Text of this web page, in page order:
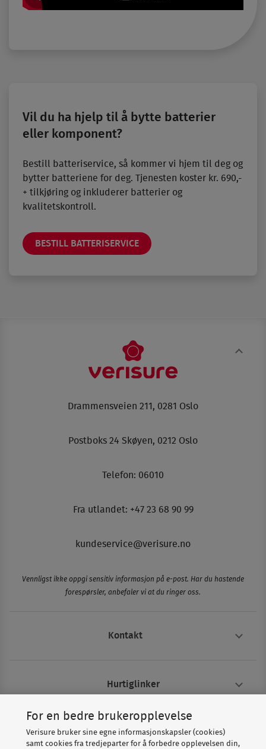
Vil du ha hjelp til å bytte batterier
eller komponent?
Bestill batteriservice, så kommer vi hjem til deg og
bytter batteriene for deg. Tjenesten koster kr. 690,-
+ tilkjøring og inkluderer batterier og
kvalitetskontroll.
BESTILL BATTERISERVICE
Drammensveien 211, 0281 Oslo
Postboks 24 Skøyen, 0212 Oslo
Telefon: 06010
Fra utlandet: +47 23 68 90 99
kundeservice@verisure.no
Vennligst ikke oppgi sensitiv informasjon på e-post. Har du hastende
forespørsler, anbefaler vi at du ringer oss.
Kontakt
Hurtiglinker
Om Verisure
For en bedre brukeropplevelse
Verisure bruker sine egne informasjonskapsler (cookies)
samt cookies fra tredjeparter for å forbedre opplevelsen din,